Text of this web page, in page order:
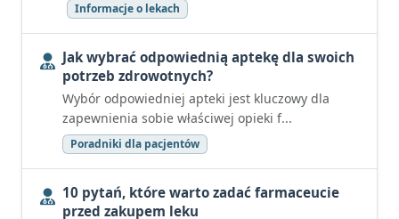
Informacje o lekach
Jak wybrać odpowiednią aptekę dla swoich
potrzeb zdrowotnych?
Wybór odpowiedniej apteki jest kluczowy dla
zapewnienia sobie właściwej opieki f...
Poradniki dla pacjentów
10 pytań, które warto zadać farmaceucie
przed zakupem leku